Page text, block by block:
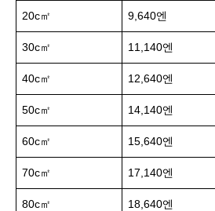
20c㎡ 9,640엔
30c㎡ 11,140엔
40c㎡ 12,640엔
50c㎡ 14,140엔
60c㎡ 15,640엔
70c㎡ 17,140엔
80c㎡ 18,640엔